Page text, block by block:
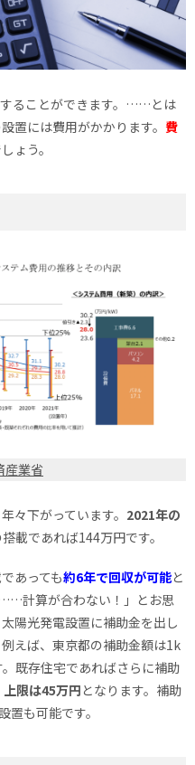
ることができます。……とは
置には費用がかかります。 費
ょう。
産業省
々下がっています。 2021年の
載であれば144万円です。
あっても約6年で回収が可能と
計算が合わない！」とお思
陽光発電設置に補助金を出し
えば、東京都の補助金額は1k
既存住宅であればさらに補助
限は45万円 となります。補助
も可能です。